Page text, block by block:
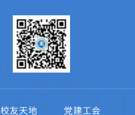
校友天地 党建工会